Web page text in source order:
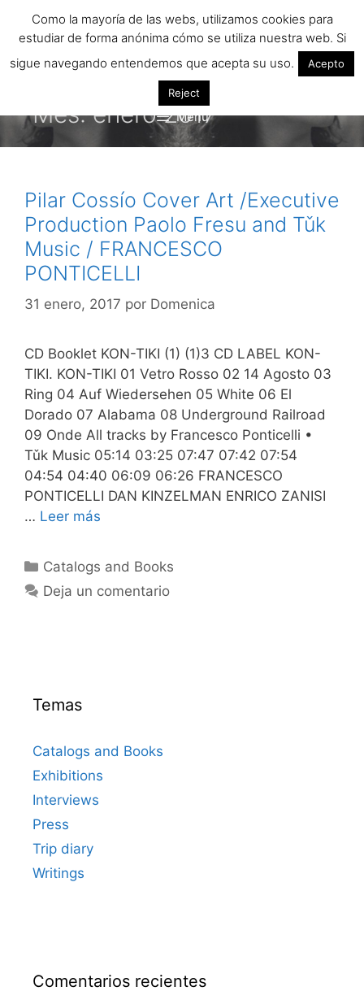
Menú
Mes:enero 2017
Pilar Cossío Cover Art /Executive
Production Paolo Fresu and Tǔk
Music / FRANCESCO
PONTICELLI
31 enero, 2017 por Domenica
CD Booklet KON-TIKI (1) (1)3 CD LABEL KON-
TIKI. KON-TIKI 01 Vetro Rosso 02 14 Agosto 03
Ring 04 Auf Wiedersehen 05 White 06 El
Dorado 07 Alabama 08 Underground Railroad
09 Onde All tracks by Francesco Ponticelli •
Tǔk Music 05:14 03:25 07:47 07:42 07:54
04:54 04:40 06:09 06:26 FRANCESCO
PONTICELLI DAN KINZELMAN ENRICO ZANISI
… Leer más
Categorías
Catalogs and Books
Deja un comentario
Temas
Catalogs and Books
Exhibitions
Interviews
Press
Trip diary
Writings
Comentarios recientes
Como la mayoría de las webs, utilizamos cookies para
estudiar de forma anónima cómo se utiliza nuestra web. Si
sigue navegando entendemos que acepta su uso.
Acepto
Reject